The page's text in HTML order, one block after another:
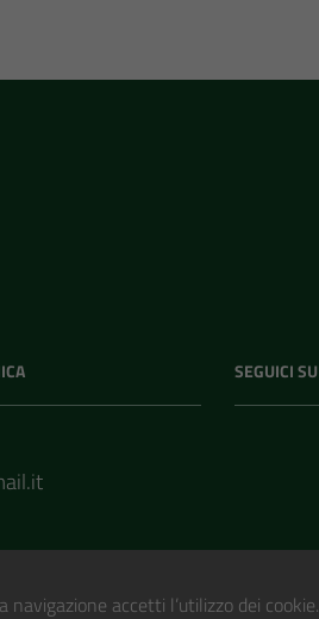
accetti l’utilizzo dei cookie.
SEGUICI SU